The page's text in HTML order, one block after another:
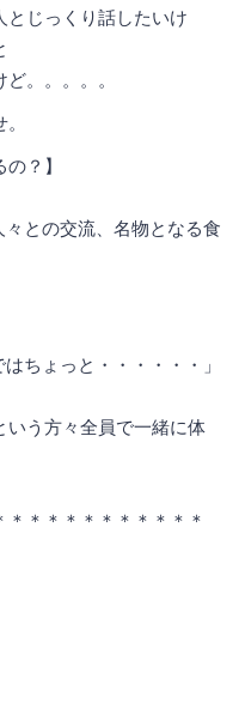
とじっくり話したいけ
。。。。。
？】
との交流、名物となる食
ちょっと・・・・・・」
う方々全員で一緒に体
＊＊＊＊＊＊＊＊＊＊